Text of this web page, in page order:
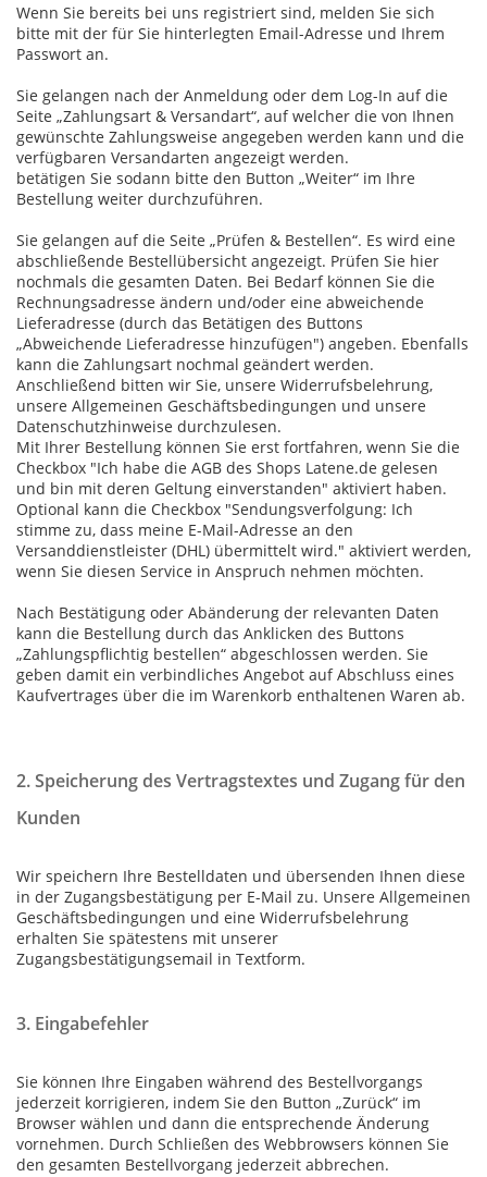
Wenn Sie bereits bei uns registriert sind, melden Sie sich
bitte mit der für Sie hinterlegten Email-Adresse und Ihrem
Passwort an.
Sie gelangen nach der Anmeldung oder dem Log-In auf die
Seite „Zahlungsart & Versandart“, auf welcher die von Ihnen
gewünschte Zahlungsweise angegeben werden kann und die
verfügbaren Versandarten angezeigt werden.
betätigen Sie sodann bitte den Button „Weiter“ im Ihre
Bestellung weiter durchzuführen.
Sie gelangen auf die Seite „Prüfen & Bestellen“. Es wird eine
abschließende Bestellübersicht angezeigt. Prüfen Sie hier
nochmals die gesamten Daten. Bei Bedarf können Sie die
Rechnungsadresse ändern und/oder eine abweichende
Lieferadresse (durch das Betätigen des Buttons
„Abweichende Lieferadresse hinzufügen") angeben. Ebenfalls
kann die Zahlungsart nochmal geändert werden.
Anschließend bitten wir Sie, unsere Widerrufsbelehrung,
unsere Allgemeinen Geschäftsbedingungen und unsere
Datenschutzhinweise durchzulesen.
Mit Ihrer Bestellung können Sie erst fortfahren, wenn Sie die
Checkbox "Ich habe die AGB des Shops Latene.de gelesen
und bin mit deren Geltung einverstanden" aktiviert haben.
Optional kann die Checkbox "Sendungsverfolgung: Ich
stimme zu, dass meine E-Mail-Adresse an den
Versanddienstleister (DHL) übermittelt wird." aktiviert werden,
wenn Sie diesen Service in Anspruch nehmen möchten.
Nach Bestätigung oder Abänderung der relevanten Daten
kann die Bestellung durch das Anklicken des Buttons
„Zahlungspflichtig bestellen“ abgeschlossen werden. Sie
geben damit ein verbindliches Angebot auf Abschluss eines
Kaufvertrages über die im Warenkorb enthaltenen Waren ab.
2. Speicherung des Vertragstextes und Zugang für den
Kunden
Wir speichern Ihre Bestelldaten und übersenden Ihnen diese
in der Zugangsbestätigung per E-Mail zu. Unsere Allgemeinen
Geschäftsbedingungen und eine Widerrufsbelehrung
erhalten Sie spätestens mit unserer
Zugangsbestätigungsemail in Textform.
3. Eingabefehler
Sie können Ihre Eingaben während des Bestellvorgangs
jederzeit korrigieren, indem Sie den Button „Zurück“ im
Browser wählen und dann die entsprechende Änderung
vornehmen. Durch Schließen des Webbrowsers können Sie
den gesamten Bestellvorgang jederzeit abbrechen.